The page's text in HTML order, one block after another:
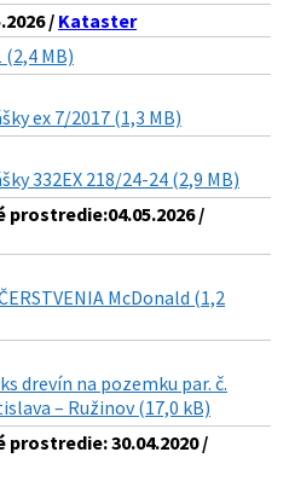
/ Kataster
(2,4 MB)
ex 7/2017 (1,3 MB)
332EX 218/24-24 (2,9 MB)
/
McDonald (1,2
drevín na pozemku par. č.
– Ružinov (17,0 kB)
30.04.2020 /